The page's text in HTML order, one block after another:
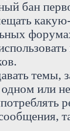
бан
темы,
или